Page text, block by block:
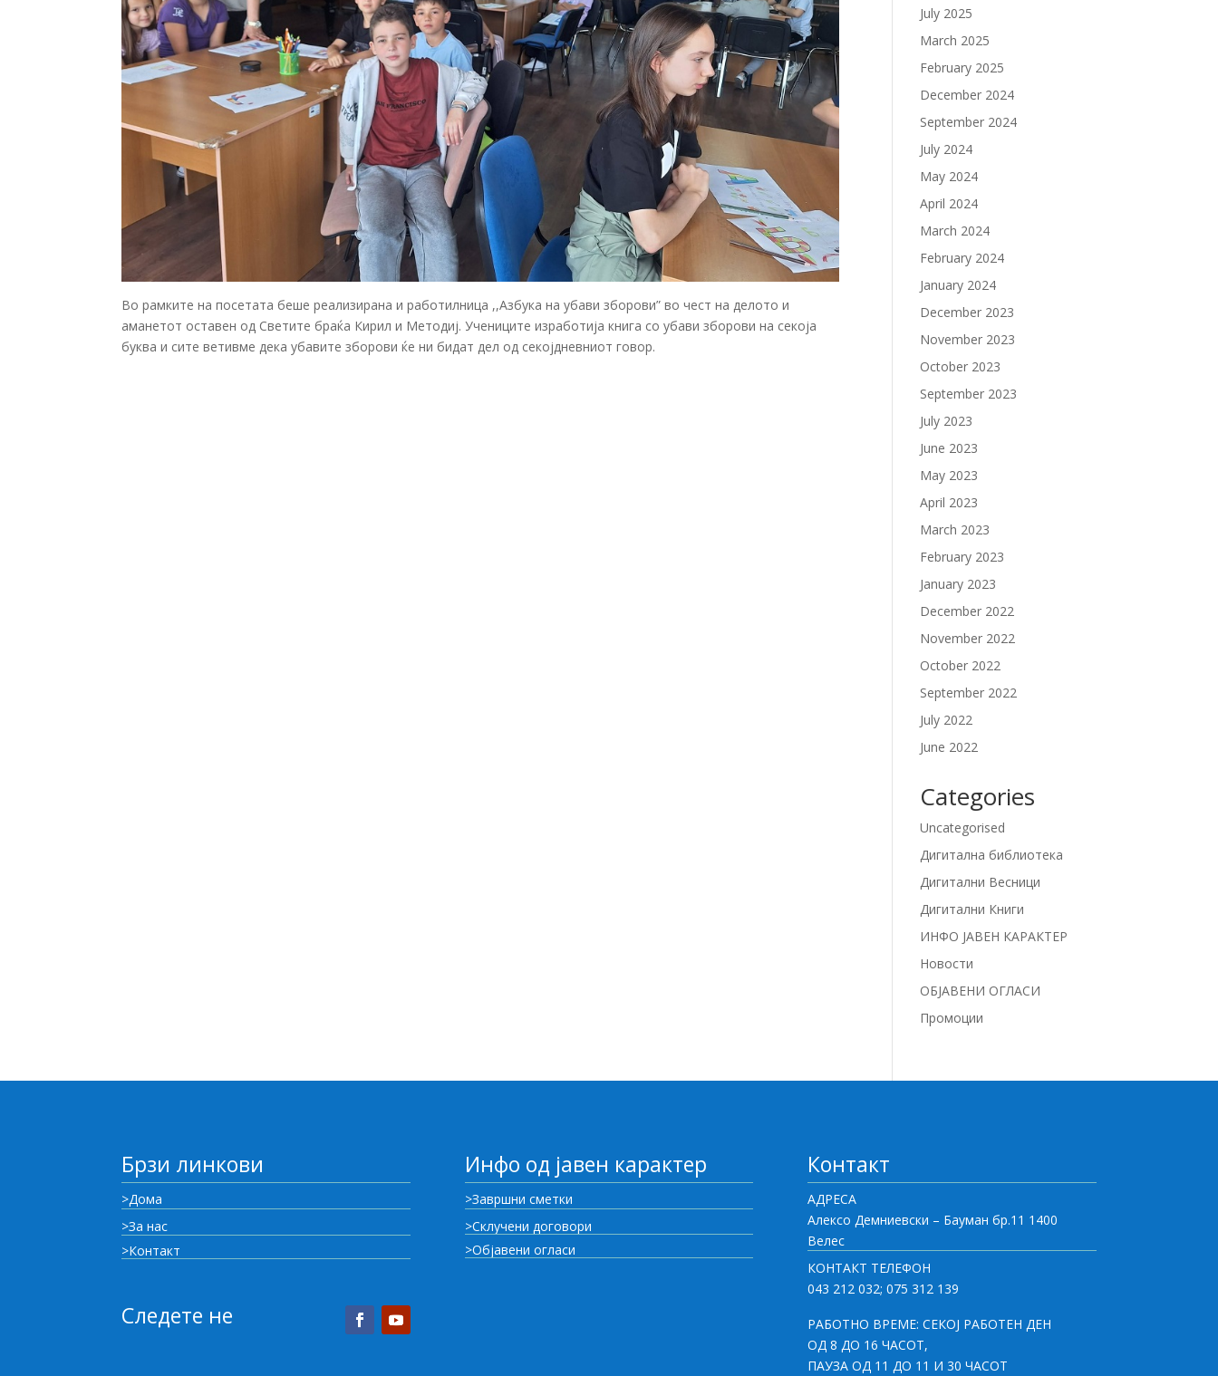
Во рамките на посетата беше реализирана и работилница ,,Азбука на убави зборови” во чест на делото и
аманетот оставен од Светите браќа Кирил и Методиј. Учениците изработија книга со убави зборови на секоја
буква и сите ветивме дека убавите зборови ќе ни бидат дел од секојдневниот говор.
July 2025
March 2025
February 2025
December 2024
September 2024
July 2024
May 2024
April 2024
March 2024
February 2024
January 2024
December 2023
November 2023
October 2023
September 2023
July 2023
June 2023
May 2023
April 2023
March 2023
February 2023
January 2023
December 2022
November 2022
October 2022
September 2022
July 2022
June 2022
Categories
Uncategorised
Дигитална библиотека
Дигитални Весници
Дигитални Книги
ИНФО ЈАВЕН КАРАКТЕР
Новости
ОБЈАВЕНИ ОГЛАСИ
Промоции
Брзи линкови
>Дома
>За нас
>Контакт
Следете не
Инфо од јавен карактер
>Завршни сметки
>Склучени договори
>Објавени огласи
Контакт
АДРЕСА
Алексо Демниевски – Бауман бр.11 1400
Велес
КОНТАКТ ТЕЛЕФОН
043 212 032; 075 312 139
РАБОТНО ВРЕМЕ: СЕКОЈ РАБОТЕН ДЕН
ОД 8 ДО 16 ЧАСОТ,
ПАУЗА ОД 11 ДО 11 И 30 ЧАСОТ